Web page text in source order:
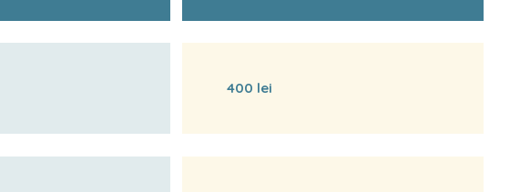
400 lei